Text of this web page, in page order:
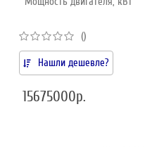
()
Нашли дешевле?
15675000р.